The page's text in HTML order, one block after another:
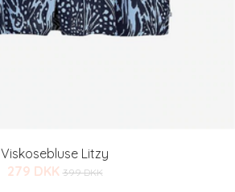
Viskosebluse Litzy
279 DKK 399 DKK